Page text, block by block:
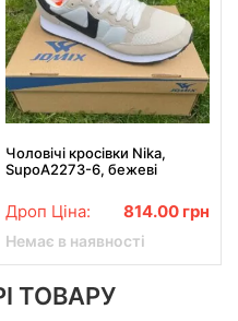
Чоловічі кросівки Nika,
SupoA2273-6, бежеві
Дроп Ціна: 814.00 грн
Немає в наявності
ТОВАРУ